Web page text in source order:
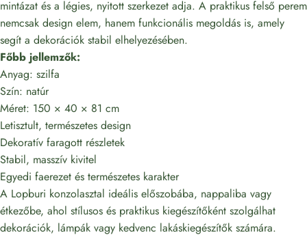
mintázat és a légies, nyitott szerkezet adja. A praktikus felső perem
nemcsak design elem, hanem funkcionális megoldás is, amely
segít a dekorációk stabil elhelyezésében.
Főbb jellemzők:
Anyag: szilfa
Szín: natúr
Méret: 150 × 40 × 81 cm
Letisztult, természetes design
Dekoratív faragott részletek
Stabil, masszív kivitel
Egyedi faerezet és természetes karakter
A Lopburi konzolasztal ideális előszobába, nappaliba vagy
étkezőbe, ahol stílusos és praktikus kiegészítőként szolgálhat
dekorációk, lámpák vagy kedvenc lakáskiegészítők számára.